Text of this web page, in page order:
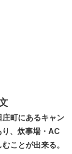
庄町にあるキャン
、炊事場・AC
ことが出来る。